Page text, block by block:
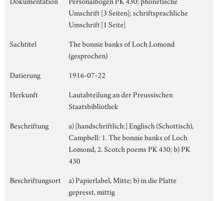
Umschrift [3 Seiten]; schriftsprachliche
Umschrift [1 Seite]
Sachtitel
The bonnie banks of Loch Lomond
(gesprochen)
Datierung
1916-07-22
Herkunft
Lautabteilung an der Preussischen
Staatsbibliothek
Beschriftung
a) [handschriftlich:] Englisch (Schottisch),
Campbell: 1. The bonnie banks of Loch
Lomond, 2. Scotch poems PK 430; b) PK
430
Beschriftungsort
a) Papierlabel, Mitte; b) in die Platte
gepresst, mittig